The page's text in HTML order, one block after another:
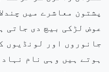
پشتون معاشرے میں
عوض لڑکی بیچ دی جاتی
جانوروں اور
لونڈیوں
ہوتے ہیں وہی نام